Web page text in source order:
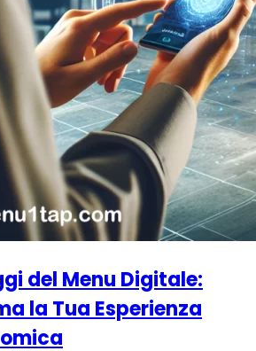
del Menu Digitale:
la Tua Esperienza